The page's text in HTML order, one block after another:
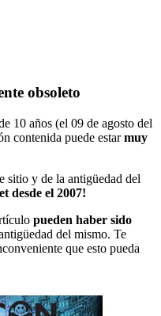
obsoleto
10 años (el 09 de agosto del
contenida puede estarmuy
sitio y de la antigüedad del
desde el 2007!
pueden haber sido
del mismo. Te
que esto pueda